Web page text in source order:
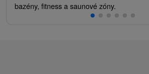
bazény, fitness a saunové zóny.